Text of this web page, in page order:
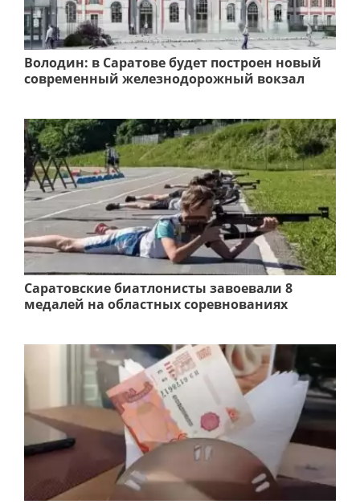
Володин: в Саратове будет построен новый
современный железнодорожный вокзал
Саратовские биатлонисты завоевали 8
медалей на областных соревнованиях